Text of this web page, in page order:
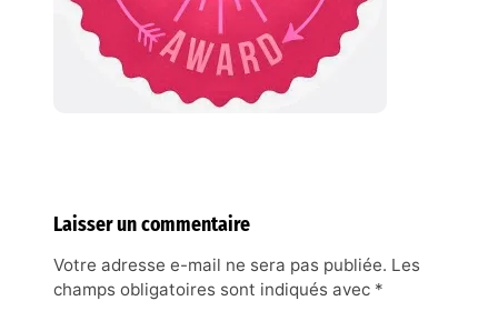
Laisser un commentaire
Votre adresse e-mail ne sera pas publiée. Les
champs obligatoires sont indiqués avec *